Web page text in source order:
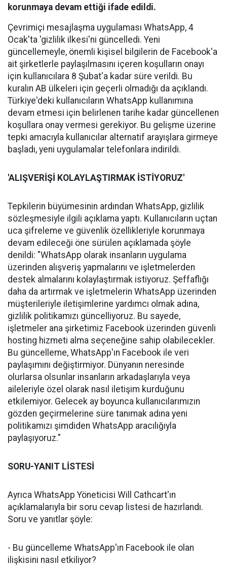
korunmaya devam ettiği ifade edildi.
Çevrimiçi mesajlaşma uygulaması WhatsApp, 4
Ocak'ta 'gizlilik ilkesi'ni güncelledi. Yeni
güncellemeyle, önemli kişisel bilgilerin de Facebook'a
ait şirketlerle paylaşılmasını içeren koşulların onayı
için kullanıcılara 8 Şubat'a kadar süre verildi. Bu
kuralın AB ülkeleri için geçerli olmadığı da açıklandı.
Türkiye'deki kullanıcıların WhatsApp kullanımına
devam etmesi için belirlenen tarihe kadar güncellenen
koşullara onay vermesi gerekiyor. Bu gelişme üzerine
tepki amacıyla kullanıcılar alternatif arayışlara girmeye
başladı, yeni uygulamalar telefonlara indirildi.
'ALIŞVERİŞİ KOLAYLAŞTIRMAK İSTİYORUZ'
Tepkilerin büyümesinin ardından WhatsApp, gizlilik
sözleşmesiyle ilgili açıklama yaptı. Kullanıcıların uçtan
uca şifreleme ve güvenlik özellikleriyle korunmaya
devam edileceği öne sürülen açıklamada şöyle
denildi: "WhatsApp olarak insanların uygulama
üzerinden alışveriş yapmalarını ve işletmelerden
destek almalarını kolaylaştırmak istiyoruz. Şeffaflığı
daha da artırmak ve işletmelerin WhatsApp üzerinden
müşterileriyle iletişimlerine yardımcı olmak adına,
gizlilik politikamızı güncelliyoruz. Bu sayede,
işletmeler ana şirketimiz Facebook üzerinden güvenli
hosting hizmeti alma seçeneğine sahip olabilecekler.
Bu güncelleme, WhatsApp'ın Facebook ile veri
paylaşımını değiştirmiyor. Dünyanın neresinde
olurlarsa olsunlar insanların arkadaşlarıyla veya
aileleriyle özel olarak nasıl iletişim kurduğunu
etkilemiyor. Gelecek ay boyunca kullanıcılarımızın
gözden geçirmelerine süre tanımak adına yeni
politikamızı şimdiden WhatsApp aracılığıyla
paylaşıyoruz."
SORU-YANIT LİSTESİ
Ayrıca WhatsApp Yöneticisi Will Cathcart'ın
açıklamalarıyla bir soru cevap listesi de hazırlandı.
Soru ve yanıtlar şöyle:
- Bu güncelleme WhatsApp'ın Facebook ile olan
ilişkisini nasıl etkiliyor?